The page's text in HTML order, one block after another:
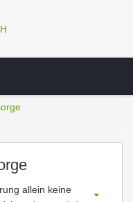
allein keine